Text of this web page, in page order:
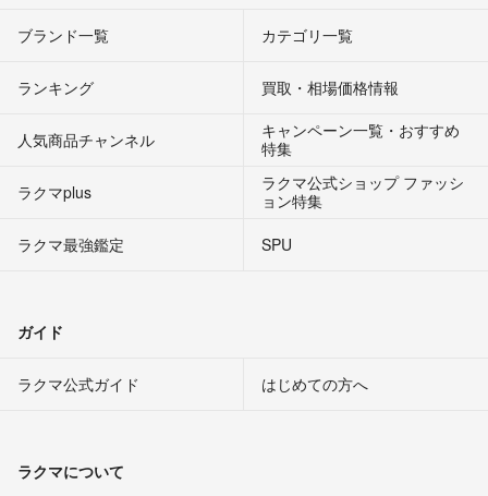
ブランド一覧 カテゴリ一覧
ランキング 買取・相場価格情報
人気商品チャンネル
キャンペーン一覧・おすすめ
特集
ラクマplus
ラクマ公式ショップ ファッシ
ョン特集
ラクマ最強鑑定
SPU
ガイド
ラクマ公式ガイド はじめての方へ
ラクマについて